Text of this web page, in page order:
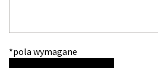
*pola wymagane